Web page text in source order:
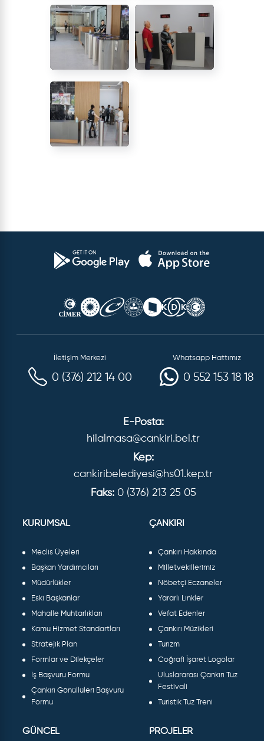
İletişim Merkezi
0 (376) 212 14 00
Whatsapp Hattımız
0 552 153 18 18
E-Posta:
hilalmasa@cankiri.bel.tr
Kep:
cankiribelediyesi@hs01.kep.tr
Faks: 0 (376) 213 25 05
KURUMSAL
Meclis Üyeleri
Başkan Yardımcıları
Müdürlükler
Eski Başkanlar
Mahalle Muhtarlıkları
Kamu Hizmet Standartları
Stratejik Plan
Formlar ve Dilekçeler
İş Başvuru Formu
Çankırı Gönüllüleri Başvuru
Formu
ÇANKIRI
Çankırı Hakkında
Milletvekillerimiz
Nöbetçi Eczaneler
Yararlı Linkler
Vefat Edenler
Çankırı Müzikleri
Turizm
Coğrafi İşaret Logolar
Uluslararası Çankırı Tuz
Festivali
Turistik Tuz Treni
GÜNCEL PROJELER